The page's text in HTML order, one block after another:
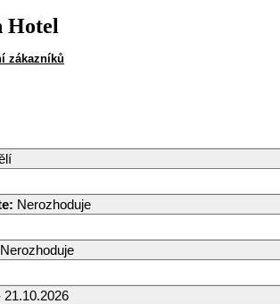
Hotel
zákazníků
: Nerozhoduje
Nerozhoduje
21.10.2026